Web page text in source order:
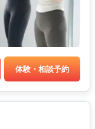
体験・相談予約